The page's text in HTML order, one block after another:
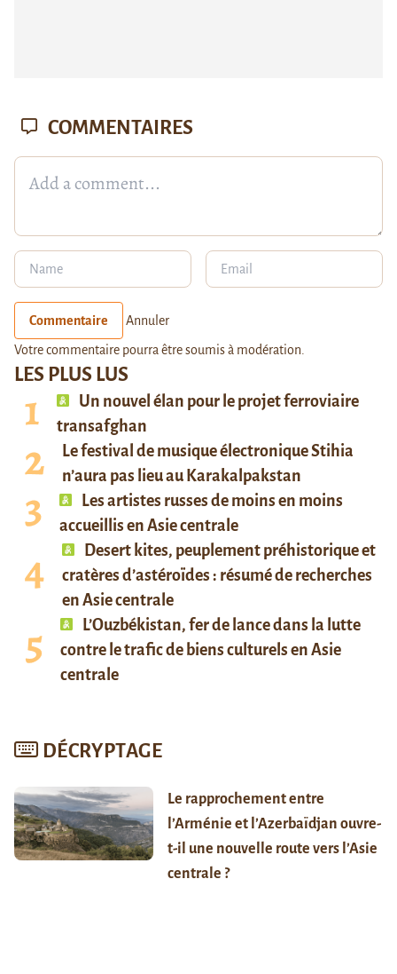
LES PLUS LUS
Un nouvel élan pour le projet ferroviaire
transafghan
Le festival de musique électronique Stihia
n’aura pas lieu au Karakalpakstan
Les artistes russes de moins en moins
accueillis en Asie centrale
Desert kites, peuplement préhistorique et
cratères d’astéroïdes : résumé de recherches
en Asie centrale
L’Ouzbékistan, fer de lance dans la lutte
contre le trafic de biens culturels en Asie
centrale
DÉCRYPTAGE
Le rapprochement entre
l’Arménie et l’Azerbaïdjan ouvre-
t-il une nouvelle route vers l’Asie
centrale ?
COMMENTAIRES
Commentaire Annuler
Votre commentaire pourra être soumis à modération.